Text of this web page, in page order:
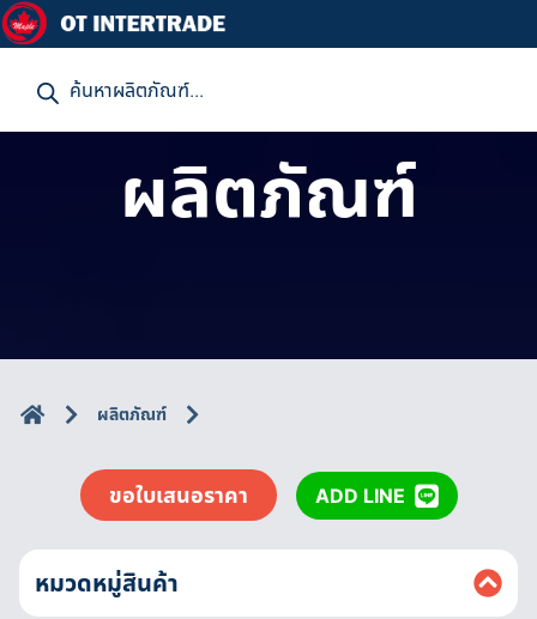
d
ผลิตภัณฑ์
ผลิตภัณฑ์
ขอใบเสนอราคา ADD LINE
หมวดหมู่สินค้า